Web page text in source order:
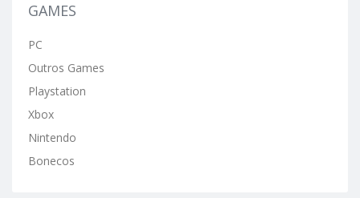
GAMES
PC
Outros Games
Playstation
Xbox
Nintendo
Bonecos